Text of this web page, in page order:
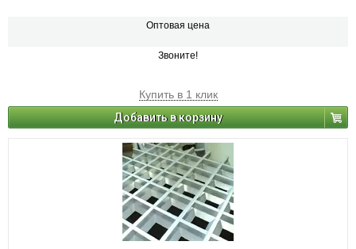
Оптовая цена
Звоните!
Купить в 1 клик
Добавить в корзину